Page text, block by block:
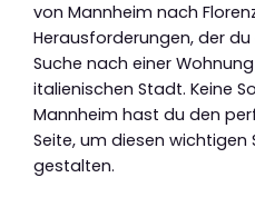
von Mannheim nach
Herausforderungen, der
Suche nach einer
italienischen Stadt. Keine
Mannheim hast du den
Seite, um diesen wichtigen
gestalten.